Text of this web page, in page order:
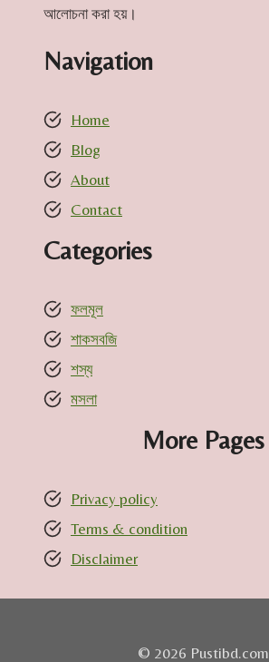
আলোচনা করা হয়।
Navigation
Home
Blog
About
Contact
Categories
ফলমূল
শাকসবজি
শস্য
মসলা
More Pages
Privacy policy
Terms & condition
Disclaimer
© 2026 Pustibd.com